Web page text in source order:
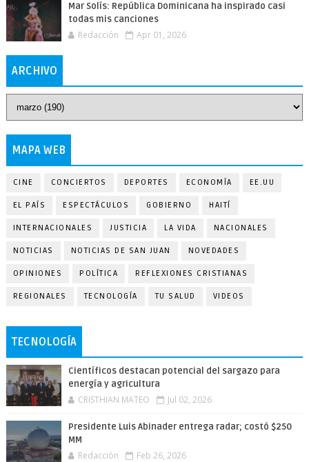
Mar Solís: República Dominicana ha inspirado casi
todas mis canciones
Redacción Apr 01, 2026
ARCHIVO
MAPA WEB
CINE CONCIERTOS DEPORTES ECONOMÍA EE.UU
EL PAÍS ESPECTÁCULOS GOBIERNO HAITÍ
INTERNACIONALES JUSTICIA LA VIDA NACIONALES
NOTICIAS NOTICIAS DE SAN JUAN NOVEDADES
OPINIONES POLÍTICA REFLEXIONES CRISTIANAS
REGIONALES TECNOLOGÍA TU SALUD VIDEOS
TECNOLOGÍA
Científicos destacan potencial del sargazo para
energía y agricultura
CRISTHIAN MATEO Jul 02, 2026
Presidente Luis Abinader entrega radar; costó $250
MM
Redacción Feb 26, 2026